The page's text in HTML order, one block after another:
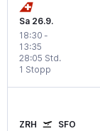
Sa 26.9.
18:30 -
13:35
1 Stopp
28:05 Std.
ZRH SFO